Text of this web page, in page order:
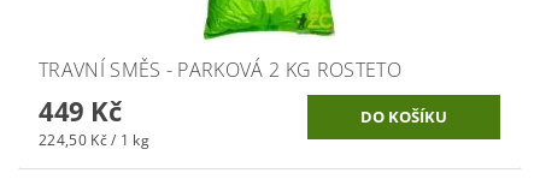
TRAVNÍ SMĚS - PARKOVÁ 2 KG ROSTETO
449 Kč
224,50 Kč / 1 kg